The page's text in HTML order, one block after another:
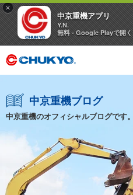
×
中京重機アプリ
Y.N.
無料 - Google Playで開く
中京重機ブログ
中京重機のオフィシャルブログです。